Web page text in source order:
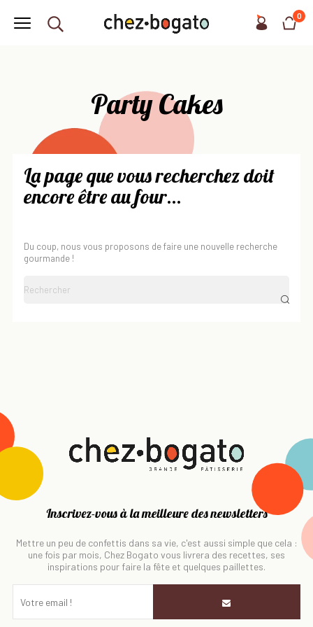
0
Party Cakes
La page que vous recherchez doit
encore être au four...
Du coup, nous vous proposons de faire une nouvelle recherche
gourmande !
Inscrivez-vous à la meilleure des newsletters
Mettre un peu de confettis dans sa vie, c'est aussi simple que cela :
une fois par mois, Chez Bogato vous livrera des recettes, ses
inspirations pour faire la fête et quelques paillettes.